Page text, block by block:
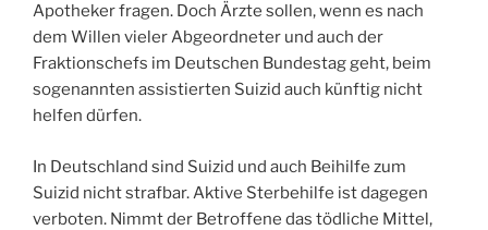
Apotheker fragen. Doch Ärzte sollen, wenn es nach
dem Willen vieler Abgeordneter und auch der
Fraktionschefs im Deutschen Bundestag geht, beim
sogenannten assistierten Suizid auch künftig nicht
helfen dürfen.
In Deutschland sind Suizid und auch Beihilfe zum
Suizid nicht strafbar. Aktive Sterbehilfe ist dagegen
verboten. Nimmt der Betroffene das tödliche Mittel,